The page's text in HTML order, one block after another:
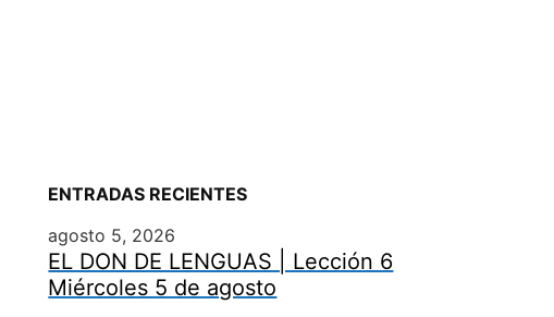
ENTRADAS RECIENTES
agosto 5, 2026
EL DON DE LENGUAS | Lección 6
Miércoles 5 de agosto